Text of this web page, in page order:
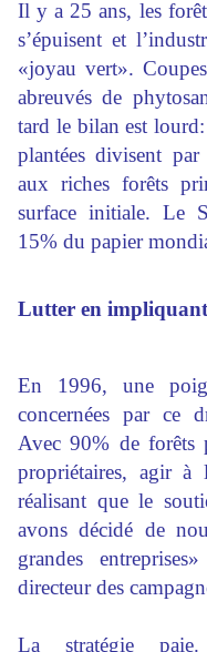
Il y a 25 ans, les
s’épuisent et
«joyau vert».
abreuvés de
tard le bilan est
plantées divisent
aux riches forêts
surface initiale. Le
15% du papier
Lutter en impliquant
En 1996, une
concernées par ce
Avec 90% de forêts
propriétaires, agir à
réalisant que le
avons décidé de
grandes
directeur des
La stratégie